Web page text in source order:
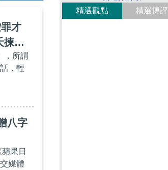
才
揀
，所謂
，輕
八字
果日
媒體
精選觀點
精選博評